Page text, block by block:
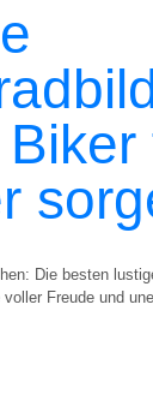
Die besten
Freude und